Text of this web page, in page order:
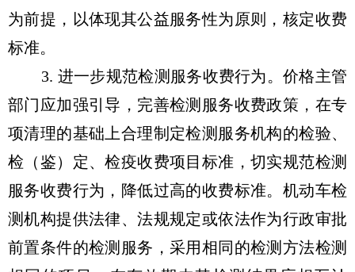
为前提，以体现其公益服务性为原则，核定收费
标准。
3. 进一步规范检测服务收费行为。价格主管
部门应加强引导，完善检测服务收费政策，在专
项清理的基础上合理制定检测服务机构的检验、
检（鉴）定、检疫收费项目标准，切实规范检测
服务收费行为，降低过高的收费标准。机动车检
测机构提供法律、法规规定或依法作为行政审批
前置条件的检测服务，采用相同的检测方法检测